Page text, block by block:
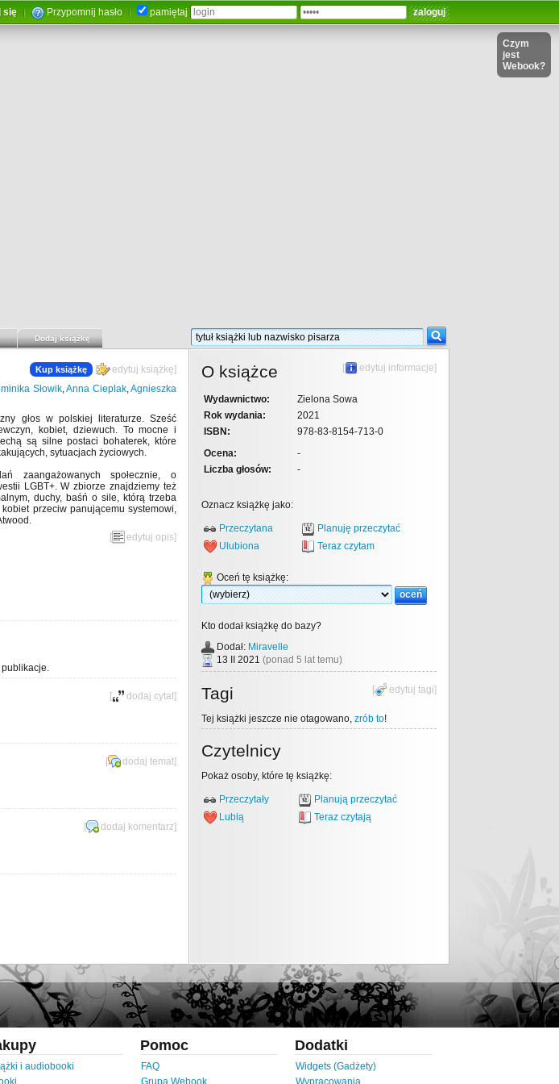
się Przypomnij hasło pamiętaj
Czym
jest
Webook?
Dodaj książkę
Kup książkę [ edytuj książkę]
Słowik,Anna Cieplak,Agnieszka
głos w polskiej literaturze. Sześć
kobiet, dziewuch. To mocne i
są silne postaci bohaterek, które
sytuacjach życiowych.
zaangażowanych społecznie, o
LGBT+. W zbiorze znajdziemy też
duchy, baśń o sile, którą trzeba
przeciw panującemu systemowi,
[
edytuj opis]
publikacje.
[ dodaj cytat]
[ dodaj temat]
[ dodaj komentarz]
[ edytuj informacje]
O książce
Wydawnictwo:
Zielona Sowa
Rok wydania:
2021
ISBN:
978-83-8154-713-0
Ocena:
-
Liczba głosów:
-
Oznacz książkę jako:
Przeczytana
Planuję przeczytać
Ulubiona
Teraz czytam
Oceń tę książkę:
Kto dodał książkę do bazy?
Dodał: Miravelle
13 II 2021 (ponad 5 lat temu)
[ edytuj tagi]
Tagi
Tej książki jeszcze nie otagowano, zrób to!
Czytelnicy
Pokaż osoby, które tę książkę:
Przeczytały
Planują przeczytać
Lubią
Teraz czytają
i audiobooki
Pomoc
FAQ
Grupa Webook
Dodatki
Widgets (Gadżety)
Wypracowania